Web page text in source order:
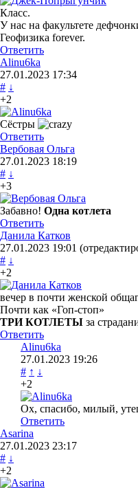
Класс.
У нас на факультете
Геофизика forever.
Ответить
Alinu6ka
27.01.2023 17:34
# ↓
+2
Сёстры
Ответить
Вербовая Ольга
27.01.2023 18:19
# ↓
+3
Забавно! Одна котлета
Ответить
Данила Катков
27.01.2023 19:01
# ↓
+2
вечер в почти женской
Почти как «Гоп-стоп»
ТРИ КОТЛЕТЫ за
Ответить
Alinu6ka
27.01.2023 19:26
# ↑ ↓
+2
Ох, спасибо, милый,
Ответить
Asarina
27.01.2023 23:17
# ↓
+2